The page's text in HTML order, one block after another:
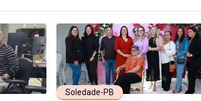
Soledade-PB